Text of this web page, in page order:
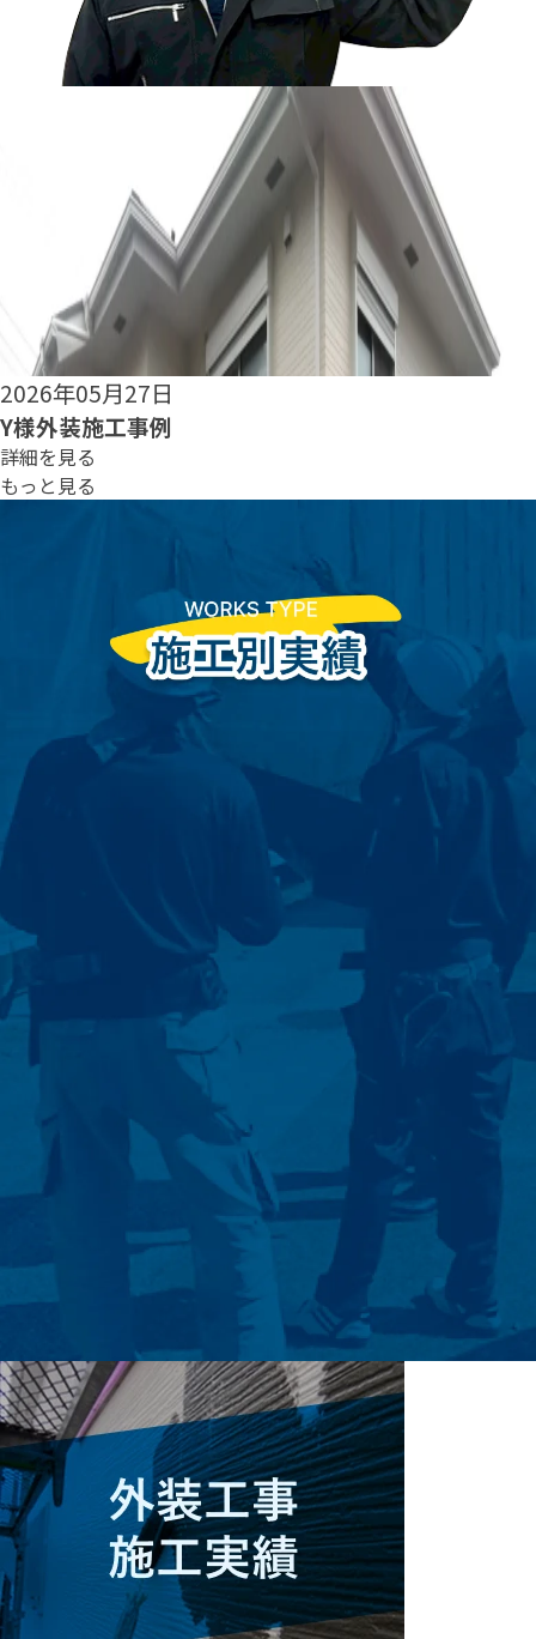
2026年05月25日
S様外装施工事例
詳細を見る
もっと見る